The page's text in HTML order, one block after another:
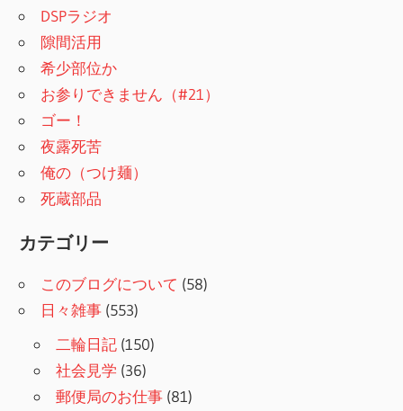
DSPラジオ
隙間活用
希少部位か
お参りできません（#21）
ゴー！
夜露死苦
俺の（つけ麺）
死蔵部品
カテゴリー
このブログについて (58)
日々雑事 (553)
二輪日記 (150)
社会見学 (36)
郵便局のお仕事 (81)